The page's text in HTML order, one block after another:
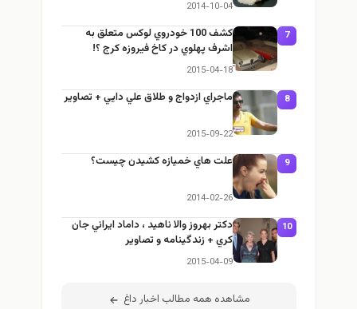
2014-10-04
7
كشف 100 خودروي لوكس متعلق به
اشرف پهلوي در كاخ فيروزه كرج ؟!
2015-04-18
8 ماجراي ازدواج و طلاق علي دايي + تصاوير
2015-09-22
9 علت هاي خميازه كشيدن چيست؟
2014-02-26
10
دکتر بهروز والا ناهید ، داماد ايراني جان
كري + زندگينامه و تصاوير
2015-04-09
مشاهده همه مطالب اخبار داغ